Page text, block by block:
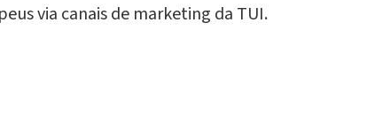
via canais de marketing da TUI.